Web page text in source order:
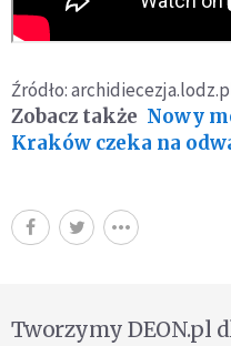
Źródło:
Zobacz także Nowy
Kraków czeka na
Tworzymy DEON.pl